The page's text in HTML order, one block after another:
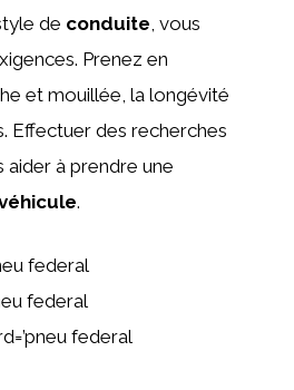
de conduite , vous
Prenez en
et mouillée, la longévité
Effectuer des recherches
aider à prendre une
.
federal
federal
federal